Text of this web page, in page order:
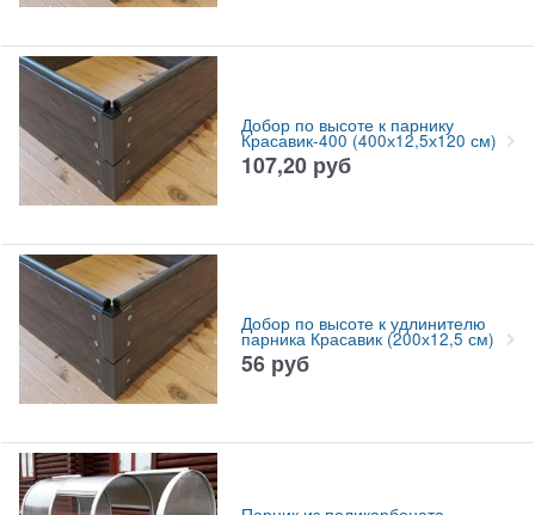
Добор по высоте к парнику
Красавик-400 (400х12,5х120 см)
107,20 руб
Добор по высоте к удлинителю
парника Красавик (200х12,5 см)
56 руб